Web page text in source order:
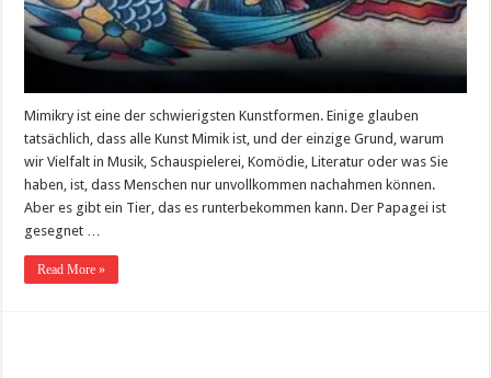
Mimikry ist eine der schwierigsten Kunstformen. Einige glauben
tatsächlich, dass alle Kunst Mimik ist, und der einzige Grund, warum
wir Vielfalt in Musik, Schauspielerei, Komödie, Literatur oder was Sie
haben, ist, dass Menschen nur unvollkommen nachahmen können.
Aber es gibt ein Tier, das es runterbekommen kann. Der Papagei ist
gesegnet …
Read More »